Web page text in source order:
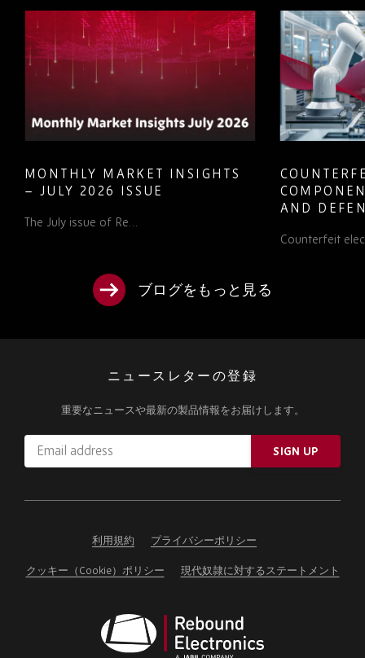
MONTHLY MARKET INSIGHTS
– JULY 2026 ISSUE
The July issue of Re…
AND
TO KNOW
Counterfeit
ブログをもっと見る
ニュースレターの登録
重要なニュースや最新の製品情報をお届けします。
Email
address
ignore
SIGN UP
利用規約 プライバシーポリシー
クッキー（Cookie）ポリシー 現代奴隷に対するステートメント